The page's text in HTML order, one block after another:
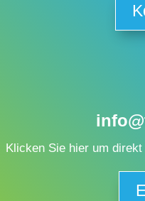
Klicken Sie hier um